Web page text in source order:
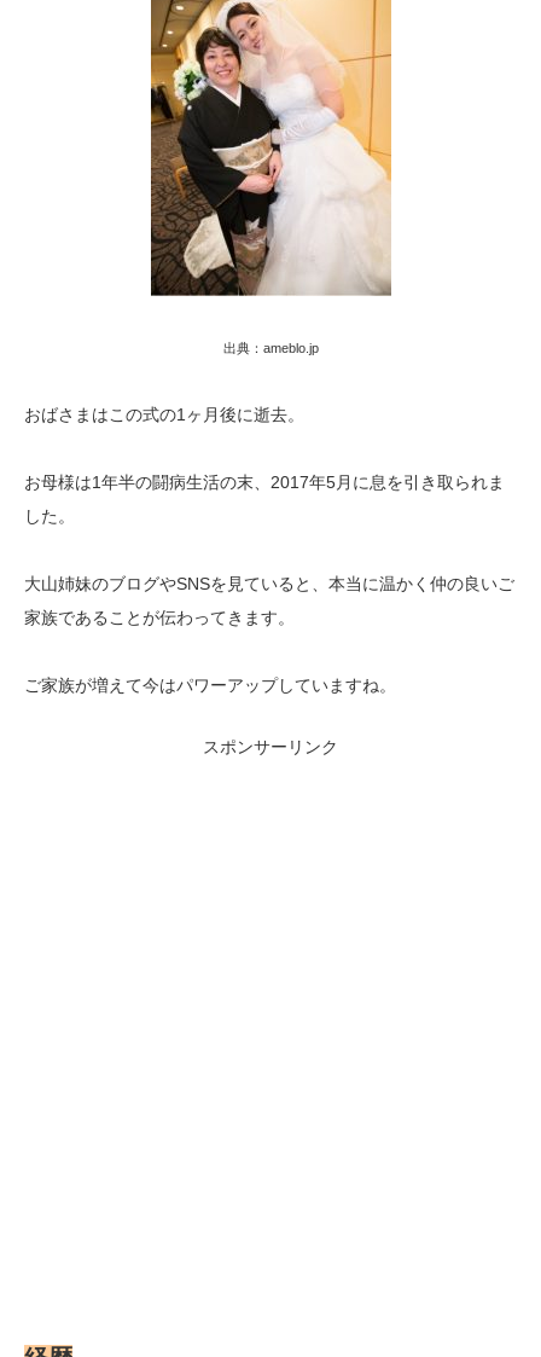
出典：ameblo.jp
おばさまはこの式の1ヶ月後に逝去。
お母様は1年半の闘病生活の末、2017年5月に息を引き取られま
した。
大山姉妹のブログやSNSを見ていると、本当に温かく仲の良いご
家族であることが伝わってきます。
ご家族が増えて今はパワーアップしていますね。
スポンサーリンク